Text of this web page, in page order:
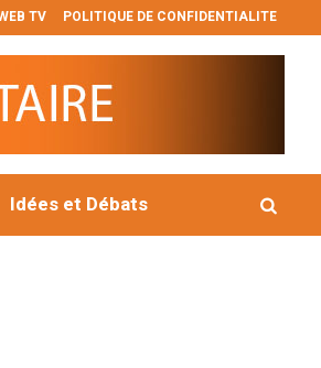
TV POLITIQUE DE CONFIDENTIALITE
sa direction des affaires corporatives et
Idées et Débats